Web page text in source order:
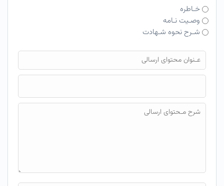
خـاطره
وصـیت نـامه
شـرح نحوه شـهادت
فایل محتوای ارسالی